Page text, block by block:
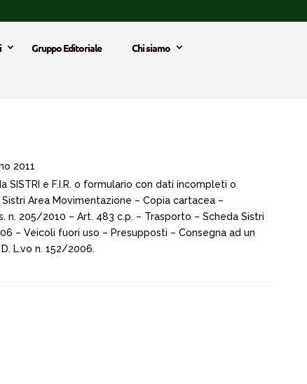
Gruppo Editoriale
Chi siamo
2011
e F.I.R. o formulario con dati incompleti o
Area Movimentazione – Copia cartacea –
n. 205/2010 – Art. 483 c.p. – Trasporto – Scheda Sistri
– Veicoli fuori uso – Presupposti – Consegna ad un
L.vo n. 152/2006.